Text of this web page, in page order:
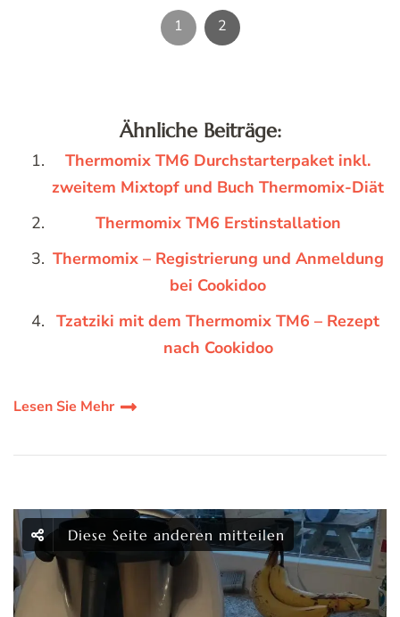
1 2
Ähnliche Beiträge:
Thermomix TM6 Durchstarterpaket inkl.
zweitem Mixtopf und Buch Thermomix-Diät
Thermomix TM6 Erstinstallation
Thermomix – Registrierung und Anmeldung
bei Cookidoo
Tzatziki mit dem Thermomix TM6 – Rezept
nach Cookidoo
Lesen Sie Mehr
Diese Seite anderen mitteilen